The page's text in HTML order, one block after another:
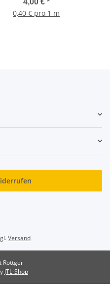
weiß 10 Meter
4,00 € *
0,40 € pro 1 m
Versand
Röttger
JTL-Shop